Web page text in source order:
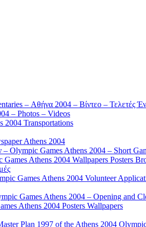
– Αθήνα 2004 – Βίντεο – Τελετές
– Photos – Videos
2004 Transportations
Athens 2004
Olympic Games Athens 2004 – Short
Athens 2004 Wallpapers Posters
Games Athens 2004 Volunteer
Games Athens 2004 – Opening and
Athens 2004 Posters Wallpapers
Plan 1997 of the Athens 2004